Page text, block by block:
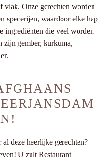
vlak. Onze gerechten worden
specerijen, waardoor elke hap
ingrediënten die veel worden
zijn gember, kurkuma,
deze heerlijke gerechten?
U zult Restaurant